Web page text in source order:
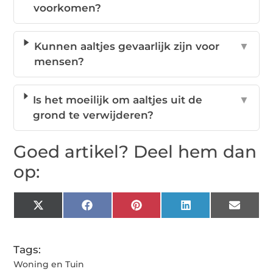
voorkomen?
Kunnen aaltjes gevaarlijk zijn voor
mensen?
▼
Is het moeilijk om aaltjes uit de
grond te verwijderen?
▼
Goed artikel? Deel hem dan
op:
X
(Twitter)
FacebookPinterestLinkedIn Email
Tags:
Woning en Tuin